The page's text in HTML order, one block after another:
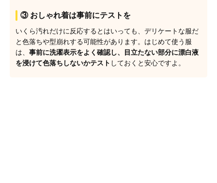
③ おしゃれ着は事前にテストを
いくら汚れだけに反応するとはいっても、デリケートな服だ
と色落ちや型崩れする可能性があります。はじめて使う服
は、 事前に洗濯表示をよく確認し、目立たない部分に漂白液
を浸けて色落ちしないかテスト しておくと安心ですよ。